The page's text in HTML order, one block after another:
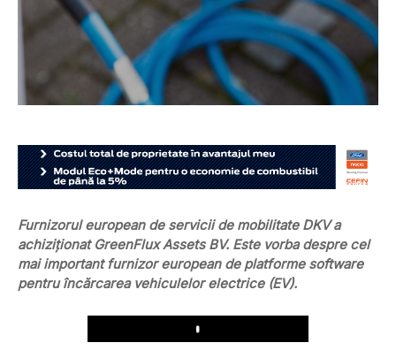
Furnizorul european de servicii de mobilitate DKV a
achiziționat GreenFlux Assets BV. Este vorba despre cel
mai important furnizor european de platforme software
pentru încărcarea vehiculelor electrice (EV).
Play